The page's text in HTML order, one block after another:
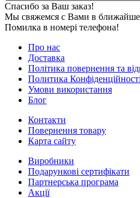
Спасибо за Ваш заказ!
Мы свяжемся с Вами в
Помилка в номері телефона!
Про нас
Доставка
Політика повернення та
Политика Конфіденційності
Умови використання
Блог
Контакти
Повернення товару
Карта сайту
Виробники
Подарункові сертифікати
Партнерська програма
Акції